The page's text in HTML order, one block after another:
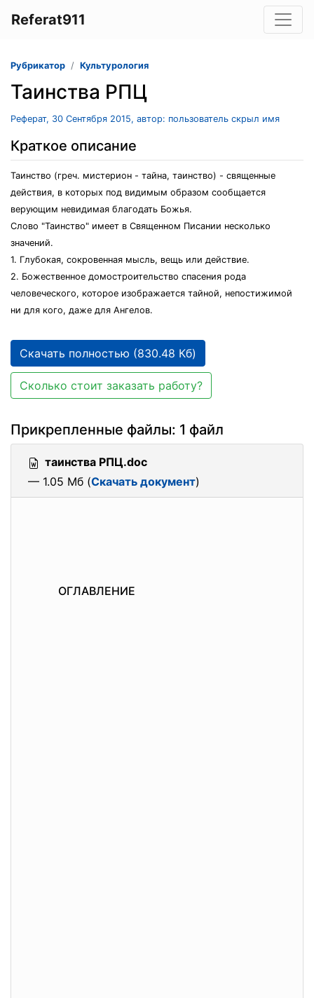
Referat911
Рубрикатор Культурология
Таинства РПЦ
Реферат, 30 Сентября 2015, автор: пользователь скрыл имя
Краткое описание
Таинство (греч. мистерион - тайна, таинство) - священные
действия, в которых под видимым образом сообщается
верующим невидимая благодать Божья.
Слово "Таинство" имеет в Священном Писании несколько
значений.
1. Глубокая, сокровенная мысль, вещь или действие.
2. Божественное домостроительство спасения рода
человеческого, которое изображается тайной, непостижимой
ни для кого, даже для Ангелов.
Скачать полностью (830.48 Кб)
Сколько стоит заказать работу?
Прикрепленные файлы: 1 файл
таинства РПЦ.doc
— 1.05 Мб (Скачать документ)
ОГЛАВЛЕНИЕ